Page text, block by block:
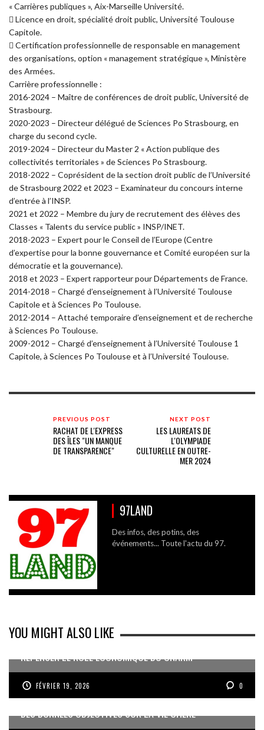
« Carrières publiques », Aix-Marseille Université.
 Licence en droit, spécialité droit public, Université Toulouse
Capitole.
 Certification professionnelle de responsable en management
des organisations, option « management stratégique », Ministère
des Armées.
Carrière professionnelle :
2016-2024 – Maître de conférences de droit public, Université de
Strasbourg.
2020-2023 – Directeur délégué de Sciences Po Strasbourg, en
charge du second cycle.
2019-2024 – Directeur du Master 2 « Action publique des
collectivités territoriales » de Sciences Po Strasbourg.
2018-2022 – Coprésident de la section droit public de l’Université
de Strasbourg 2022 et 2023 – Examinateur du concours interne
d’entrée à l’INSP.
2021 et 2022 – Membre du jury de recrutement des élèves des
Classes « Talents du service public » INSP/INET.
2018-2023 – Expert pour le Conseil de l’Europe (Centre
d’expertise pour la bonne gouvernance et Comité européen sur la
démocratie et la gouvernance).
2018 et 2023 – Expert rapporteur pour Départements de France.
2014-2018 – Chargé d’enseignement à l’Université Toulouse
Capitole et à Sciences Po Toulouse.
2012-2014 – Attaché temporaire d’enseignement et de recherche
à Sciences Po Toulouse.
2009-2012 – Chargé d’enseignement à l’Université Toulouse 1
Capitole, à Sciences Po Toulouse et à l’Université Toulouse.
PREVIOUS POST
RACHAT DE L'EXPRESS
DES ÎLES "UN MANQUE
DE TRANSPARENCE"
NEXT POST
LES LAUREATS DE
L'OLYMPIADE
CULTURELLE EN OUTRE-
MER 2024
97LAND
Des infos, des potins, des
événements... Toute l'actu du 97.
YOU MIGHT ALSO LIKE
REPENSER LE RÔLE ÉCONOMIQUE DU CNARM
FÉVRIER 19, 2026 0
DES DONNÉES OBJECTIVES SUR LA VIE CHÈRE